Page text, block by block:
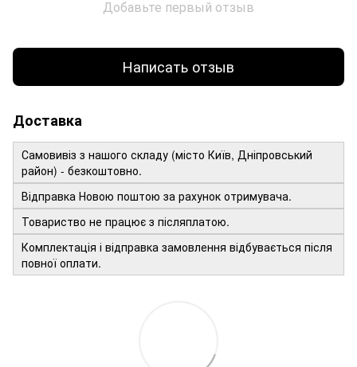
Добавьте первый отзыв
Написать отзыв
Доставка
Самовивіз з нашого складу (місто Київ, Дніпровський
район) - безкоштовно.
Відправка Новою поштою за рахунок отримувача.
Товариство не працює з післяплатою.
Комплектація і відправка замовлення відбувається після
повної оплати.